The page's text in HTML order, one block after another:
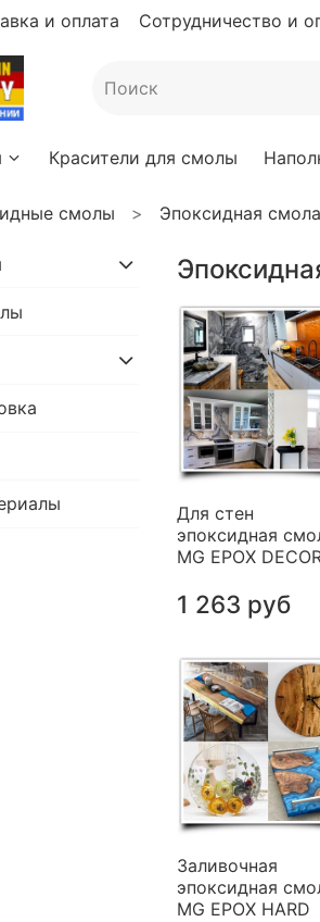
и оплата Сотрудничество и
Красители для смолы
смолы Эпоксидная
Для стен
эпоксидная
MG EPOX
1 263 руб
Заливочная
эпоксидная
MG EPOX HARD